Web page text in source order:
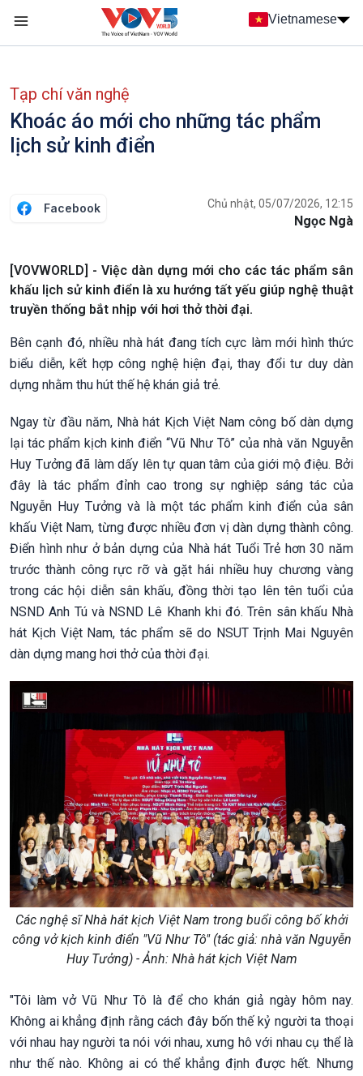
Nhảy đến nội dung
Vietnamese
Tạp chí văn nghệ
Khoác áo mới cho những tác phẩm
lịch sử kinh điển
Facebook Chủ nhật, 05/07/2026, 12:15
Ngọc Ngà
[VOVWORLD] - Việc dàn dựng mới cho các tác phẩm sân
khấu lịch sử kinh điển là xu hướng tất yếu giúp nghệ thuật
truyền thống bắt nhịp với hơi thở thời đại.
Bên cạnh đó, nhiều nhà hát đang tích cực làm mới hình thức
biểu diễn, kết hợp công nghệ hiện đại, thay đổi tư duy dàn
dựng nhằm thu hút thế hệ khán giả trẻ.
Ngay từ đầu năm, Nhà hát Kịch Việt Nam công bố dàn dựng
lại tác phẩm kịch kinh điển “Vũ Như Tô” của nhà văn Nguyễn
Huy Tưởng đã làm dấy lên tự quan tâm của giới mộ điệu. Bởi
đây là tác phẩm đỉnh cao trong sự nghiệp sáng tác của
Nguyễn Huy Tưởng và là một tác phẩm kinh điển của sân
khấu Việt Nam, từng được nhiều đơn vị dàn dựng thành công.
Điển hình như ở bản dựng của Nhà hát Tuổi Trẻ hơn 30 năm
trước thành công rực rỡ và gặt hái nhiều huy chương vàng
trong các hội diễn sân khấu, đồng thời tạo lên tên tuổi của
NSND Anh Tú và NSND Lê Khanh khi đó. Trên sân khấu Nhà
hát Kịch Việt Nam, tác phẩm sẽ do NSUT Trịnh Mai Nguyên
dàn dựng mang hơi thở của thời đại.
Các nghệ sĩ Nhà hát kịch Việt Nam trong buổi công bố khởi
công vở kịch kinh điển "Vũ Như Tô" (tác giả: nhà văn Nguyễn
Huy Tưởng) - Ảnh: Nhà hát kịch Việt Nam
"Tôi làm vở Vũ Như Tô là để cho khán giả ngày hôm nay.
Không ai khẳng định rằng cách đây bốn thế kỷ người ta thoại
với nhau hay người ta nói với nhau, xưng hô với nhau cụ thể là
như thế nào. Không ai có thể khẳng định được hết. Nhưng